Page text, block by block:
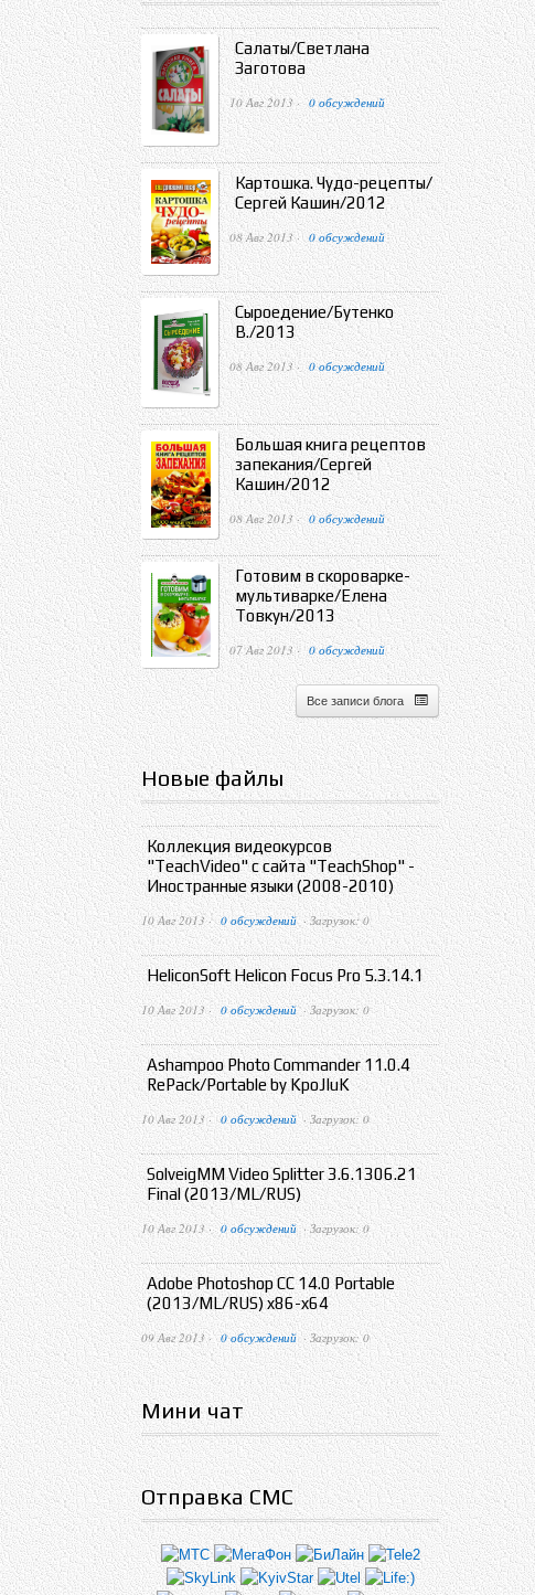
Салаты/Светлана
Заготова
10 Авг 2013 · 0 обсуждений
Картошка. Чудо-рецепты/
Сергей Кашин/2012
08 Авг 2013 · 0 обсуждений
Сыроедение/Бутенко
В./2013
08 Авг 2013 · 0 обсуждений
Большая книга рецептов
запекания/Сергей
Кашин/2012
08 Авг 2013 · 0 обсуждений
Готовим в скороварке-
мультиварке/Елена
Товкун/2013
07 Авг 2013 · 0 обсуждений
Все записи блога
Новые файлы
Коллекция видеокурсов
"TeachVideo" с сайта "TeachShop" -
Иностранные языки (2008-2010)
10 Авг 2013 · 0 обсуждений · Загрузок: 0
HeliconSoft Helicon Focus Pro 5.3.14.1
10 Авг 2013 · 0 обсуждений · Загрузок: 0
Ashampoo Photo Commander 11.0.4
RePack/Portable by KpoJIuK
10 Авг 2013 · 0 обсуждений · Загрузок: 0
SolveigMM Video Splitter 3.6.1306.21
Final (2013/ML/RUS)
10 Авг 2013 · 0 обсуждений · Загрузок: 0
Adobe Photoshop CC 14.0 Portable
(2013/ML/RUS) x86-x64
09 Авг 2013 · 0 обсуждений · Загрузок: 0
Мини чат
Отправка СМС